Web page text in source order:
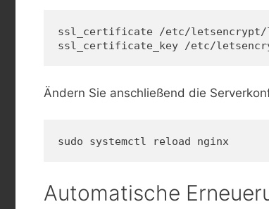
ssl_certificate /etc/letsencrypt/
ssl_certificate_key /etc/
Ändern Sie anschließend die
sudo systemctl reload nginx
Automatische